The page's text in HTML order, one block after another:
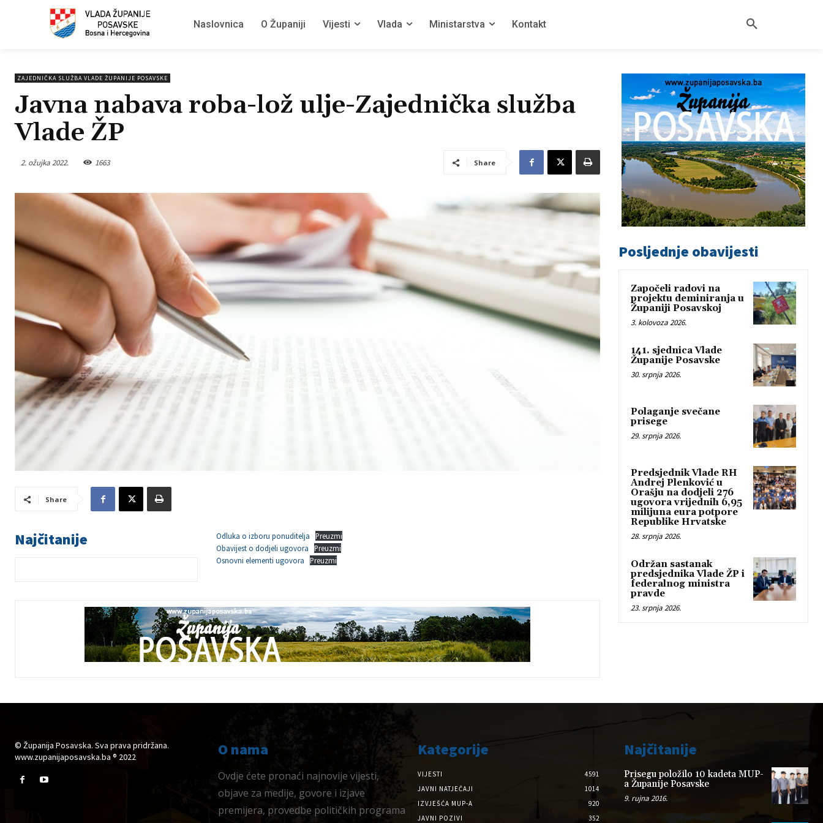
Naslovnica O Županiji Vijesti Vlada Ministarstva Kontakt
ZAJEDNIČKA SLUŽBA VLADE ŽUPANIJE POSAVSKE
Javna nabava roba-lož ulje-Zajednička služba
Vlade ŽP
2. ožujka 2022. 1663 Share
Share
Najčitanije Odluka o izboru ponuditelja
Preuzmi
Obavijest o dodjeli ugovora
Preuzmi
Osnovni elementi ugovora
Preuzmi
Posljednje obavijesti
Započeli radovi na
projektu deminiranja u
Županiji Posavskoj
3. kolovoza 2026.
141. sjednica Vlade
Županije Posavske
30. srpnja 2026.
Polaganje svečane
prisege
29. srpnja 2026.
Predsjednik Vlade RH
Andrej Plenković u
Orašju na dodjeli 276
ugovora vrijednih 6,95
milijuna eura potpore
Republike Hrvatske
28. srpnja 2026.
Održan sastanak
predsjednika Vlade ŽP i
federalnog ministra
pravde
23. srpnja 2026.
© Županija Posavska. Sva prava pridržana.
www.zupanijaposavska.ba ® 2022
O nama
Ovdje ćete pronaći najnovije vijesti,
objave za medije, govore i izjave
premijera, provedbe političkih programa
Kategorije
VIJESTI
4591
JAVNI NATJEČAJI
1014
IZVJEŠĆA MUP-A
920
JAVNI POZIVI
352
Najčitanije
Prisegu položilo 10 kadeta MUP-
a Županije Posavske
9. rujna 2016.